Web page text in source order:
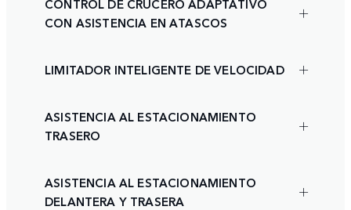
CON ASISTENCIA EN ATASCOS
LIMITADOR INTELIGENTE DE VELOCIDAD
ASISTENCIA AL ESTACIONAMIENTO
TRASERO
ASISTENCIA AL ESTACIONAMIENTO
DELANTERA Y TRASERA